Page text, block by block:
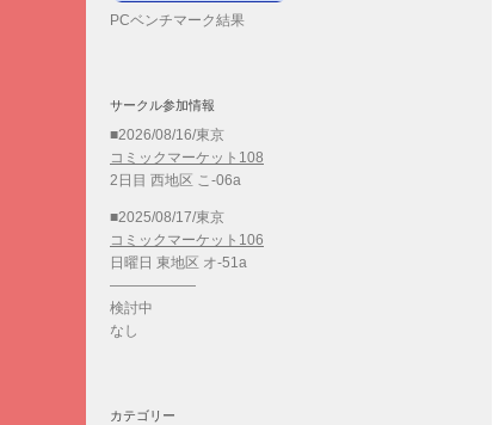
PCベンチマーク結果
サークル参加情報
■2026/08/16/東京
コミックマーケット108
2日目 西地区 こ-06a
■2025/08/17/東京
コミックマーケット106
日曜日 東地区 オ-51a
——————
検討中
なし
カテゴリー